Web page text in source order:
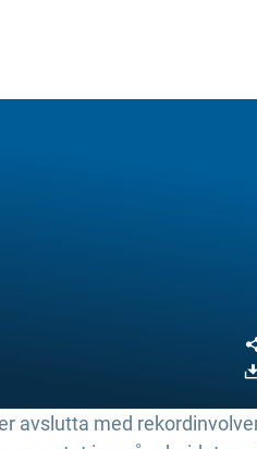
avslutta med